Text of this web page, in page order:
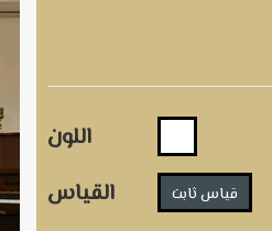
اللون
القياس
قياس ثابت